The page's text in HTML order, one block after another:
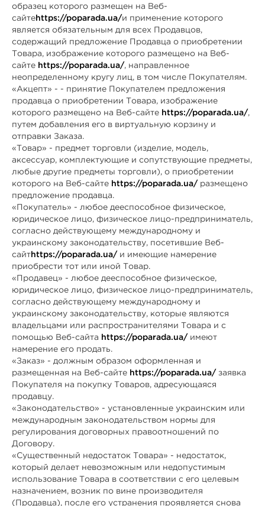
образец которого размещен на Веб-
сайтеhttps://poparada.ua/и применение которого
является обязательным для всех Продавцов,
содержащий предложение Продавца о приобретении
Товара, изображение которого размещено на Веб-
сайте https://poparada.ua/, направленное
неопределенному кругу лиц, в том числе Покупателям.
«Акцепт» - - принятие Покупателем предложения
продавца о приобретении Товара, изображение
которого размещено на Веб-сайте https://poparada.ua/,
путем добавления его в виртуальную корзину и
отправки Заказа.
«Товар» - предмет торговли (изделие, модель,
аксессуар, комплектующие и сопутствующие предметы,
любые другие предметы торговли), о приобретении
которого на Веб-сайте https://poparada.ua/размещено
предложение продавца.
«Покупатель» - любое дееспособное физическое,
юридическое лицо, физическое лицо-предприниматель,
согласно действующему международному и
украинскому законодательству, посетившие Веб-
сайтhttps://poparada.ua/и имеющие намерение
приобрести тот или иной Товар.
«Продавец» - любое дееспособное физическое,
юридическое лицо, физическое лицо-предприниматель,
согласно действующему международному и
украинскому законодательству, которые являются
владельцами или распространителями Товара и с
помощью Веб-сайта https://poparada.ua/имеют
намерение его продать.
«Заказ» - должным образом оформленная и
размещенная на Веб-сайте https://poparada.ua/заявка
Покупателя на покупку Товаров, адресующаяся
продавцу.
«Законодательство» - установленные украинским или
международным законодательством нормы для
регулирования договорных правоотношений по
Договору.
«Существенный недостаток Товара» - недостаток,
который делает невозможным или недопустимым
использование Товара в соответствии с его целевым
назначением, возник по вине производителя
(Продавца), после его устранения проявляется снова